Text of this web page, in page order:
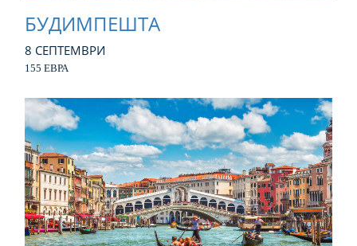
БУДИМПЕШТА
8 СЕПТЕМВРИ
155 ЕВРА